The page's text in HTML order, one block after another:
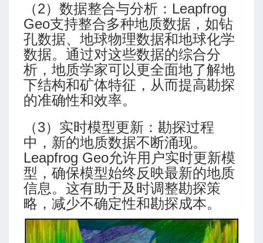
（2）数据整合与分析：Leapfrog
Geo支持整合多种地质数据，如钻
孔数据、地球物理数据和地球化学
数据。通过对这些数据的综合分
析，地质学家可以更全面地了解地
下结构和矿体特征，从而提高勘探
的准确性和效率。
（3）实时模型更新：勘探过程
中，新的地质数据不断涌现。
Leapfrog Geo允许用户实时更新模
型，确保模型始终反映最新的地质
信息。这有助于及时调整勘探策
略，减少不确定性和勘探成本。